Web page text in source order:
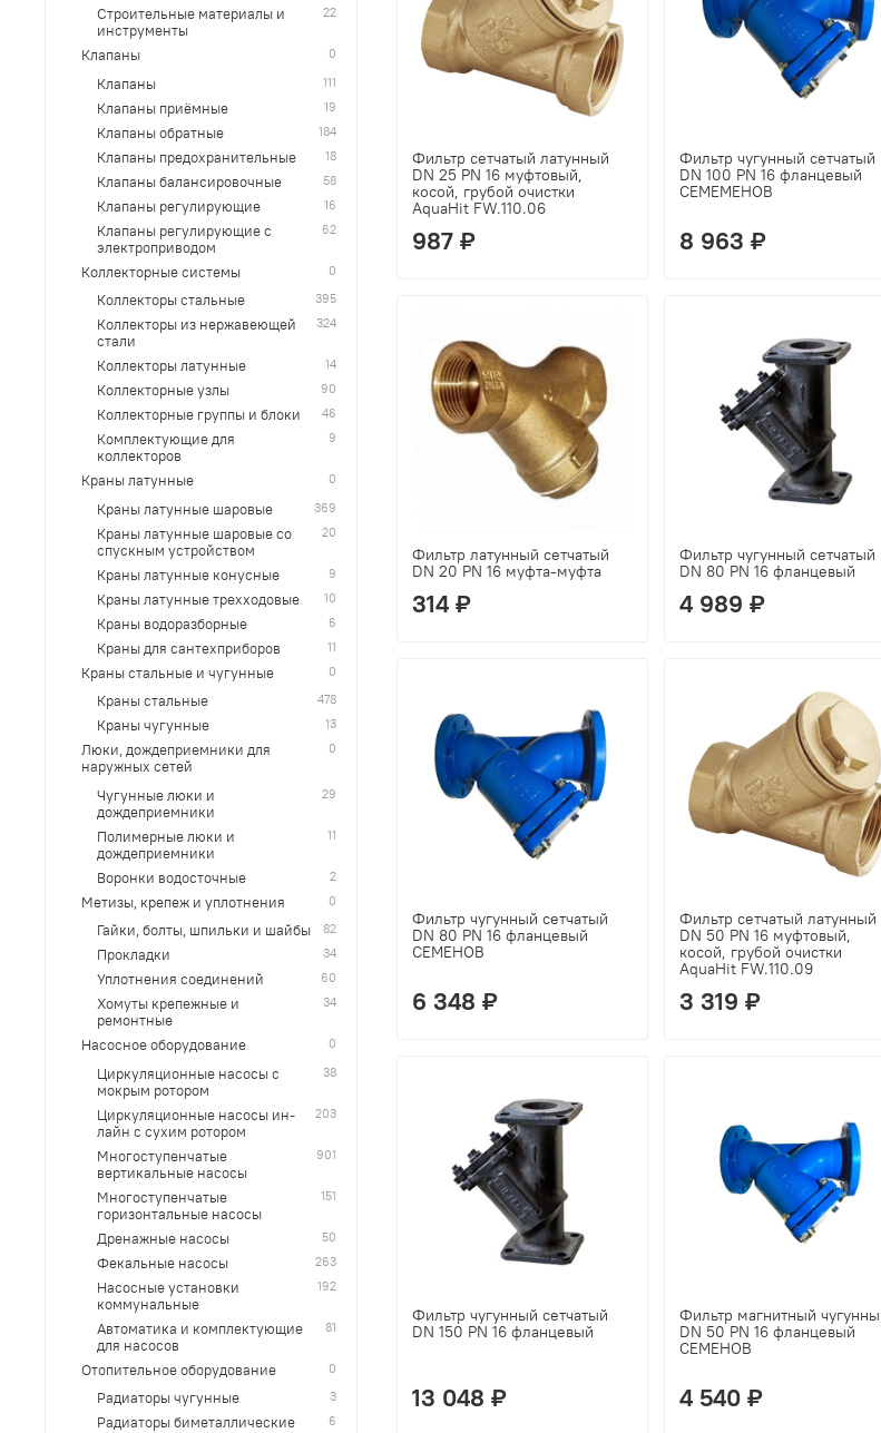
Фильтр сетчатый латунный
DN 25 PN 16 муфтовый,
косой, грубой очистки
AquaHit FW.110.06
987 ₽
Фильтр чугунный сетчатый
DN 100 PN 16 фланцевый
СЕМЕМЕНОВ
8 963 ₽
Фильтр латунный сетчатый
DN 20 PN 16 муфта-муфта
314 ₽
Фильтр чугунный сетчатый
DN 80 PN 16 фланцевый
4 989 ₽
Фильтр чугунный сетчатый
DN 80 PN 16 фланцевый
СЕМЕНОВ
6 348 ₽
Фильтр сетчатый латунный
DN 50 PN 16 муфтовый,
косой, грубой очистки
AquaHit FW.110.09
3 319 ₽
Фильтр чугунный сетчатый
DN 150 PN 16 фланцевый
13 048 ₽
Фильтр магнитный
DN 50 PN 16 фланцевый
СЕМЕНОВ
4 540 ₽
Строительные материалы и
инструменты
22
Клапаны 0
Клапаны 111
Клапаны приёмные 19
Клапаны обратные 184
Клапаны предохранительные 18
Клапаны балансировочные 58
Клапаны регулирующие 16
Клапаны регулирующие с
электроприводом
62
Коллекторные системы 0
Коллекторы стальные 395
Коллекторы из нержавеющей
стали
324
Коллекторы латунные 14
Коллекторные узлы 90
Коллекторные группы и блоки 46
Комплектующие для
коллекторов
9
Краны латунные 0
Краны латунные шаровые 369
Краны латунные шаровые со
спускным устройством
20
Краны латунные конусные 9
Краны латунные трехходовые 10
Краны водоразборные 6
Краны для сантехприборов 11
Краны стальные и чугунные 0
Краны стальные 478
Краны чугунные 13
Люки, дождеприемники для
наружных сетей
0
Чугунные люки и
дождеприемники
29
Полимерные люки и
дождеприемники
11
Воронки водосточные 2
Метизы, крепеж и уплотнения 0
Гайки, болты, шпильки и шайбы 82
Прокладки 34
Уплотнения соединений 60
Хомуты крепежные и
ремонтные
34
Насосное оборудование 0
Циркуляционные насосы с
мокрым ротором
38
Циркуляционные насосы ин-
лайн с сухим ротором
203
Многоступенчатые
вертикальные насосы
901
Многоступенчатые
горизонтальные насосы
151
Дренажные насосы 50
Фекальные насосы 263
Насосные установки
коммунальные
192
Автоматика и комплектующие
для насосов
81
Отопительное оборудование 0
Радиаторы чугунные 3
Радиаторы биметаллические 6